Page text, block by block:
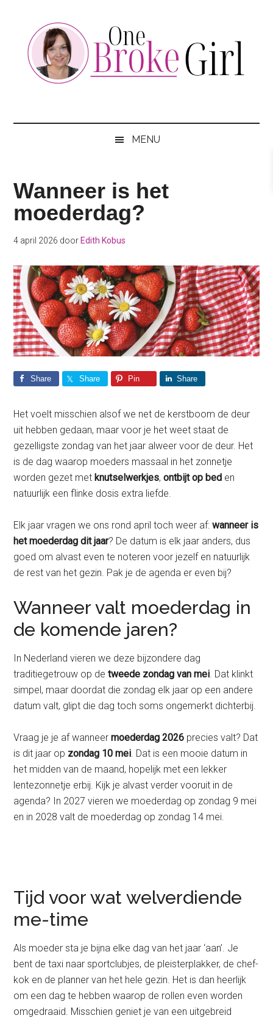
content
secondary
MENU
Wanneer is het
moederdag?
4 april 2026 door Edith Kobus
Share Share Pin Share
Het voelt misschien alsof we net de kerstboom de deur
uit hebben gedaan, maar voor je het weet staat de
gezelligste zondag van het jaar alweer voor de deur. Het
is de dag waarop moeders massaal in het zonnetje
worden gezet metknutselwerkjes,ontbijt op bed en
natuurlijk een flinke dosis extra liefde.
Elk jaar vragen we ons rond april toch weer af:wanneer is
het moederdag dit jaar? De datum is elk jaar anders, dus
goed om alvast even te noteren voor jezelf en natuurlijk
de rest van het gezin. Pak je de agenda er even bij?
Wanneer valt moederdag in
de komende jaren?
In Nederland vieren we deze bijzondere dag
traditiegetrouw op detweede zondag van mei. Dat klinkt
simpel, maar doordat die zondag elk jaar op een andere
datum valt, glipt die dag toch soms ongemerkt dichterbij.
Vraag je je af wanneermoederdag 2026 precies valt? Dat
is dit jaar op zondag 10 mei. Dat is een mooie datum in
het midden van de maand, hopelijk met een lekker
lentezonnetje erbij. Kijk je alvast verder vooruit in de
agenda? In 2027 vieren we moederdag op zondag 9 mei
en in 2028 valt de moederdag op zondag 14 mei.
Tijd voor wat welverdiende
me-time
Als moeder sta je bijna elke dag van het jaar ‘aan’. Je
bent de taxi naar sportclubjes, de pleisterplakker, de chef-
kok en de planner van het hele gezin. Het is dan heerlijk
om een dag te hebben waarop de rollen even worden
omgedraaid. Misschien geniet je van een uitgebreid